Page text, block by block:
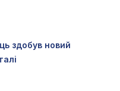
здобув новий